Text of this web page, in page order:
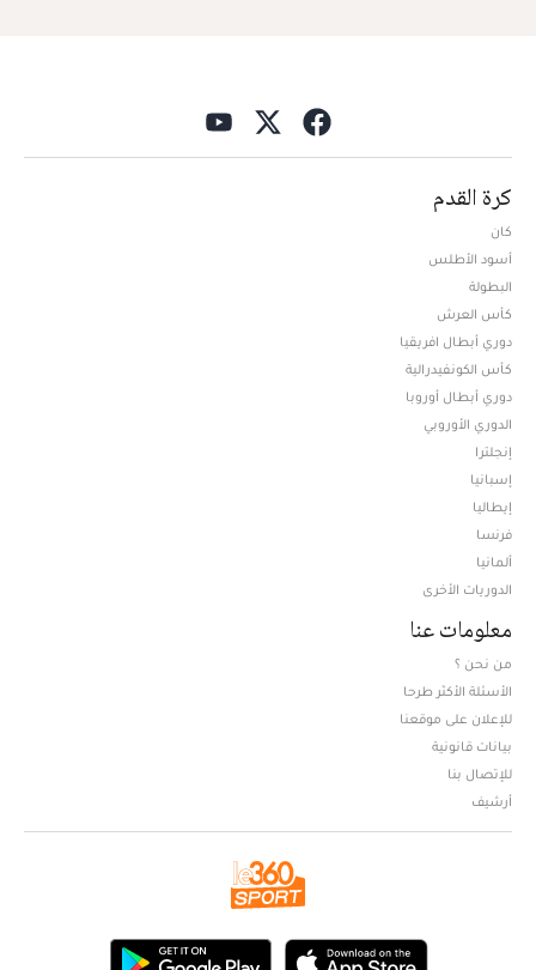
كرة القدم
كان
أسود الأطلس
البطولة
كأس العرش
دوري أبطال افريقيا
كأس الكونفيدرالية
دوري أبطال أوروبا
الدوري الأوروبي
إنجلترا
إسبانيا
إيطاليا
فرنسا
ألمانيا
الدوريات الأخرى
معلومات عنا
من نحن ؟
الأسئلة الأكثر طرحا
للإعلان على موقعنا
بيانات قانونية
للإتصال بنا
أرشيف